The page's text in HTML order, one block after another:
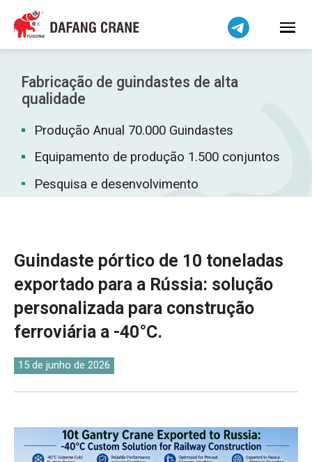
Fabricação de guindastes de alta
qualidade
Produção Anual 70.000 Guindastes
Equipamento de produção 1.500 conjuntos
Pesquisa e desenvolvimento
Guindaste pórtico de 10 toneladas
exportado para a Rússia: solução
personalizada para construção
ferroviária a -40°C.
15 de junho de 2026
Bahasa Indonesia
Bahasa Melayu
Tiếng Việt
简体中文
বাংলা
Pilipino
اردو
Українська
Kiswahili
Norsk
O‘zbekcha